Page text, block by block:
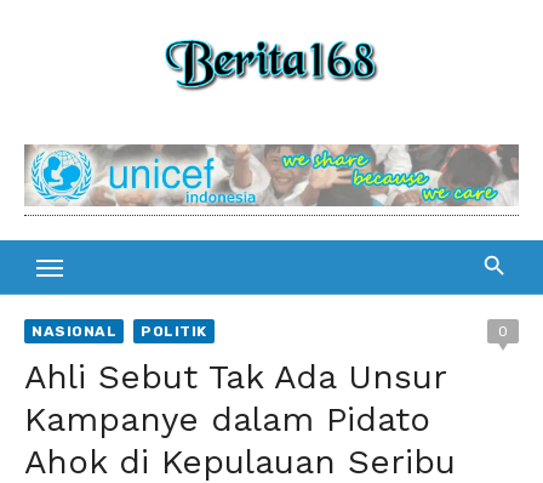
NASIONAL POLITIK 0
Ahli Sebut Tak Ada Unsur
Kampanye dalam Pidato
Ahok di Kepulauan Seribu